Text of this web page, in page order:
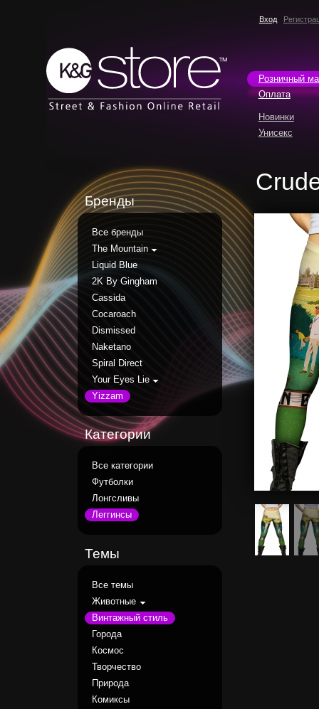
Вход
Розничный
Оплата
Новинки
Унисекс
Бренды
Все бренды
The Mountain
Liquid Blue
2K By Gingham
Cassida
Cocaroach
Dismissed
Naketano
Spiral Direct
Your Eyes Lie
Yizzam
Категории
Все категории
Футболки
Лонгсливы
Леггинсы
Темы
Все темы
Животные
Винтажный стиль
Города
Космос
Творчество
Природа
Комиксы